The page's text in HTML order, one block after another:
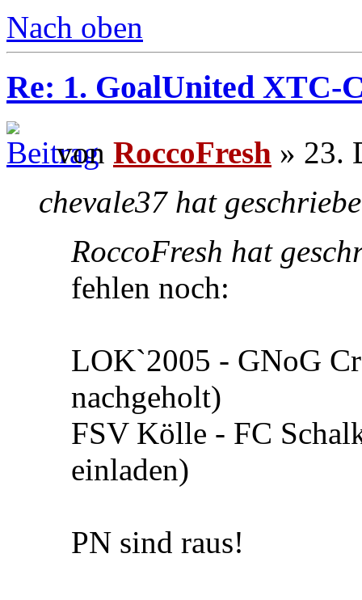
Nach oben
Re: 1. GoalUnited XTC-
von RoccoFresh » 23.
chevale37 hat
RoccoFresh hat
fehlen noch:
LOK`2005 - GNoG
nachgeholt)
FSV Kölle - FC
einladen)
PN sind raus!